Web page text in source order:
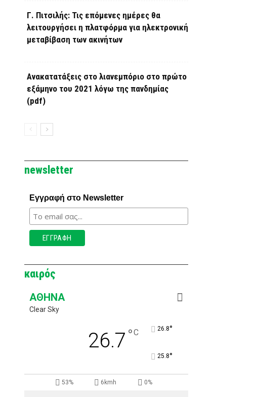
Γ. Πιτσιλής: Τις επόμενες ημέρες θα
λειτουργήσει η πλατφόρμα για ηλεκτρονική
μεταβίβαση των ακινήτων
Ανακατατάξεις στο λιανεμπόριο στο πρώτο
εξάμηνο του 2021 λόγω της πανδημίας
(pdf)
newsletter
Εγγραφή στο Newsletter
καιρός
ΑΘΉΝΑ
Clear Sky
26.7 °C 26.8°
25.8°
53% 6kmh 0%